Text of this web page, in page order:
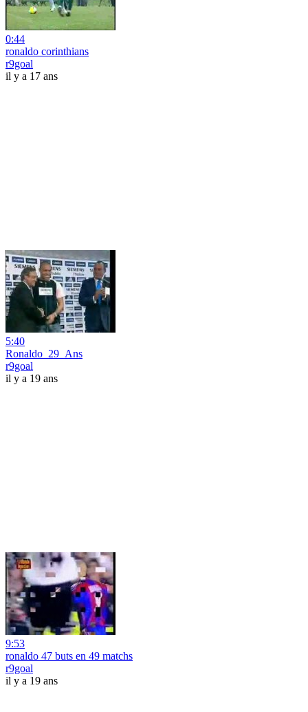
0:44
ronaldo corinthians
r9goal
il y a 17 ans
5:40
Ronaldo_29_Ans
r9goal
il y a 19 ans
9:53
ronaldo 47 buts en 49 matchs
r9goal
il y a 19 ans